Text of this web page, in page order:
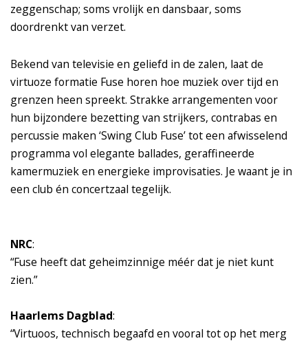
zeggenschap; soms vrolijk en dansbaar, soms
doordrenkt van verzet.
Bekend van televisie en geliefd in de zalen, laat de
virtuoze formatie Fuse horen hoe muziek over tijd en
grenzen heen spreekt. Strakke arrangementen voor
hun bijzondere bezetting van strijkers, contrabas en
percussie maken ‘Swing Club Fuse’ tot een afwisselend
programma vol elegante ballades, geraffineerde
kamermuziek en energieke improvisaties. Je waant je in
een club én concertzaal tegelijk.
NRC:
“Fuse heeft dat geheimzinnige méér dat je niet kunt
zien.”
Haarlems Dagblad:
“Virtuoos, technisch begaafd en vooral tot op het merg